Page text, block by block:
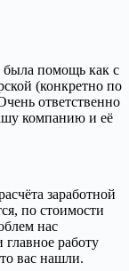
была помощь как с
(конкретно по
ответственно
компанию и её
заработной
по стоимости
нас
работу
вас нашли.